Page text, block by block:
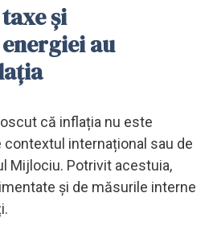
și
au
că inflația nu este
internațional sau de
Mijlociu. Potrivit acestuia,
și de măsurile interne